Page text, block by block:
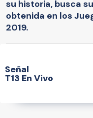
su historia, busca
obtenida en los
2019.
Señal
T13 En Vivo